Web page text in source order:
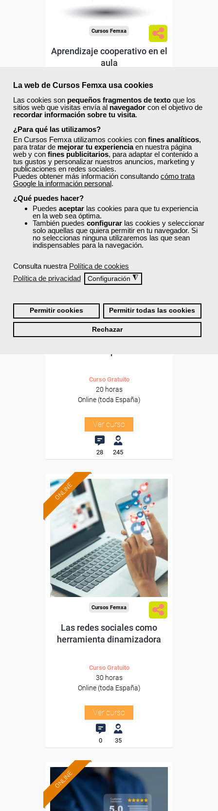
La web de Cursos Femxa usa cookies
Las cookies son pequeños fragmentos de texto que los
sitios web que visitas envía al navegador con el objetivo de
recordar información sobre tu visita.
¿Para qué las utilizamos?
En Cursos Femxa utilizamos cookies con fines analíticos,
para tratar de mejorar tu experienciaen nuestra página
web y con fines publicitarios, para adaptar el contenido a
tus gustos y personalizar nuestros anuncios, marketing y
publicaciones en redes sociales.
Puedes obtener más información consultando cómo trata
Google la información personal.
¿Qué puedes hacer?
Puedes aceptar las cookies para que tu experiencia
en la web sea óptima.
También puedes configurar las cookies y seleccionar
solo aquellas que quiera permitir en tu navegador. Si
no seleccionas ninguna utilizaremos las que sean
indispensables para la navegación.
Consulta nuestra Política de cookies
Política de privacidad
Configuración ◮
Permitir cookies Permitir todas las cookies
Rechazar
Cursos Femxa
Aprendizaje cooperativo en el
aula
30 horas
Online (toda España)
Ver curso
0 4
ONLINE
Formación 100%
subvencionada.
Para desempleados,
Sector
-Hosteleria y Turismo.
Cursos Femxa
Planificación de menús y
Curso Gratuito
20 horas
Online (toda España)
Ver curso
28 245
ONLINE
Formación 100%
subvencionada.
Para desempleados,
trabajadores y autónomos.
Sector
-Educación.
Cursos Femxa
Las redes sociales como
herramienta dinamizadora
Curso Gratuito
30 horas
Online (toda España)
Ver curso
0 35
ONLINE
Formación 100%
subvencionada.